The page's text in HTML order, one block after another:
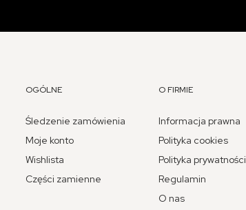
OGÓLNE
Śledzenie zamówienia
Moje konto
Wishlista
Części zamienne
O FIRMIE
Informacja prawna
Polityka cookies
Polityka prywatności
Regulamin
O nas